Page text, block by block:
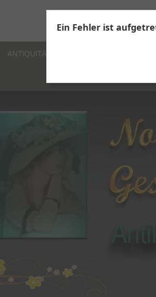
ANTIQUITÄTEN
Ein Fehler ist